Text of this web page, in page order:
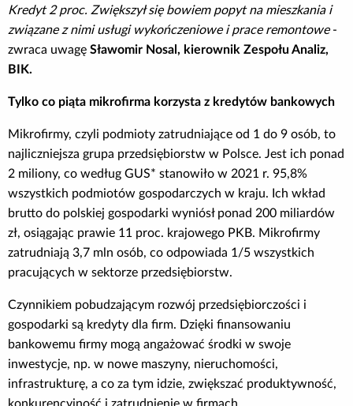
Kredyt 2 proc. Zwiększył się bowiem popyt na mieszkania i
związane z nimi usługi wykończeniowe i prace remontowe-
zwraca uwagę Sławomir Nosal, kierownik Zespołu Analiz,
BIK.
Tylko co piąta mikrofirma korzysta z kredytów bankowych
Mikrofirmy, czyli podmioty zatrudniające od 1 do 9 osób, to
najliczniejsza grupa przedsiębiorstw w Polsce. Jest ich ponad
2 miliony, co według GUS* stanowiło w 2021 r. 95,8%
wszystkich podmiotów gospodarczych w kraju. Ich wkład
brutto do polskiej gospodarki wyniósł ponad 200 miliardów
zł, osiągając prawie 11 proc. krajowego PKB. Mikrofirmy
zatrudniają 3,7 mln osób, co odpowiada 1/5 wszystkich
pracujących w sektorze przedsiębiorstw.
Czynnikiem pobudzającym rozwój przedsiębiorczości i
gospodarki są kredyty dla firm. Dzięki finansowaniu
bankowemu firmy mogą angażować środki w swoje
inwestycje, np. w nowe maszyny, nieruchomości,
infrastrukturę, a co za tym idzie, zwiększać produktywność,
konkurencyjność i zatrudnienie w firmach.